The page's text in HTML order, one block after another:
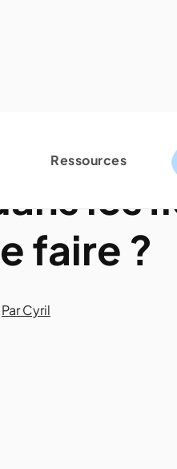
Ressources
les
faire ?
Par Cyril